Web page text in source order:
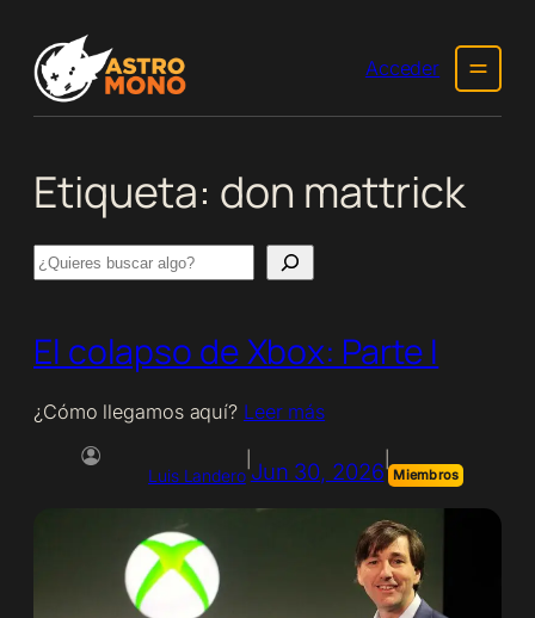
contenido
Acceder
Etiqueta: don mattrick
Search
El colapso de Xbox: Parte I
¿Cómo llegamos aquí? Leer más
Luis Landero Jun 30, 2026 Miembros